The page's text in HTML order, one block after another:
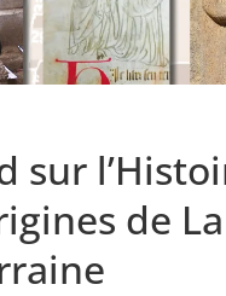
sur
de La